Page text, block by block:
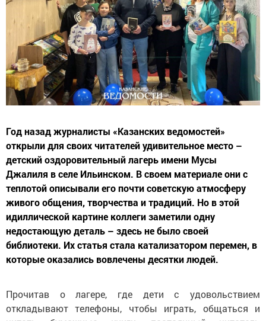
Год назад журналисты «Казанских ведомостей»
открыли для своих читателей удивительное место –
детский оздоровительный лагерь имени Мусы
Джалиля в селе Ильинском. В своем материале они с
теплотой описывали его почти советскую атмосферу
живого общения, творчества и традиций. Но в этой
идиллической картине коллеги заметили одну
недостающую деталь – здесь не было своей
библиотеки. Их статья стала катализатором перемен, в
которые оказались вовлечены десятки людей.
Прочитав о лагере, где дети с удовольствием
откладывают телефоны, чтобы играть, общаться и